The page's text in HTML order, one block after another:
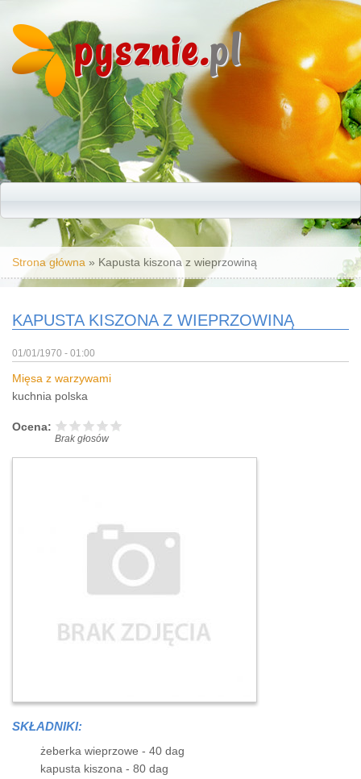
pysznie.pl
Jesteś tutaj
Strona główna » Kapusta kiszona z wieprzowiną
KAPUSTA KISZONA Z WIEPRZOWINĄ
01/01/1970 - 01:00
Mięsa z warzywami
kuchnia polska
Ocena:
Brak głosów
SKŁADNIKI:
żeberka wieprzowe - 40 dag
kapusta kiszona - 80 dag